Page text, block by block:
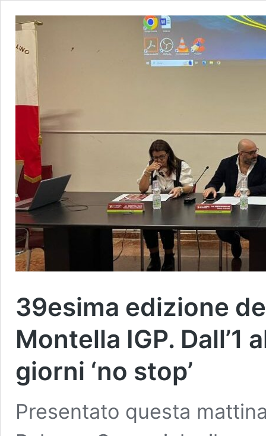
39esima edizione
Montella IGP. Dall’1
giorni ‘no stop’
Presentato questa